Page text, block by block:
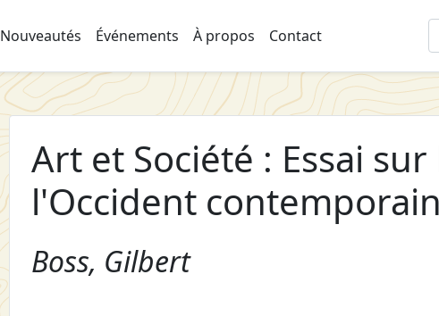
Nouveautés Événements À propos Contact
Art et Société : Essai
l'Occident contemporain
Boss, Gilbert